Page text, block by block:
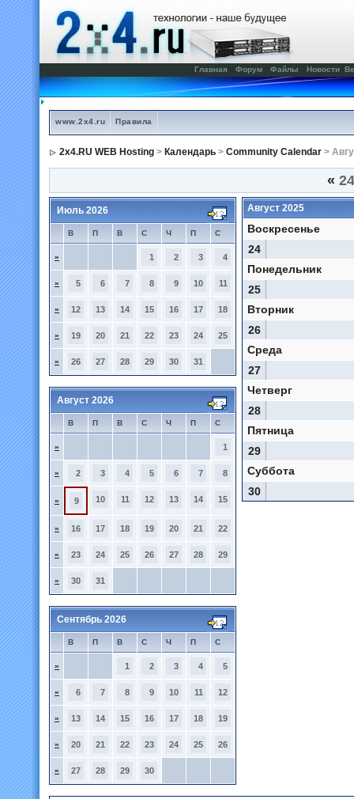
Главная Форум Файлы Новости
www.2x4.ru Правила
2x4.RU WEB Hosting > Календарь > Community Calendar >
«
Июль 2026
В П В С Ч П С
» 1 2 3 4
» 5 6 7 8 9 10 11
» 12 13 14 15 16 17 18
» 19 20 21 22 23 24 25
» 26 27 28 29 30 31
Август 2026
В П В С Ч П С
» 1
» 2 3 4 5 6 7 8
» 9 10 11 12 13 14 15
» 16 17 18 19 20 21 22
» 23 24 25 26 27 28 29
» 30 31
Сентябрь 2026
В П В С Ч П С
» 1 2 3 4 5
» 6 7 8 9 10 11 12
» 13 14 15 16 17 18 19
» 20 21 22 23 24 25 26
» 27 28 29 30
Август 2025
Воскресенье
24
Понедельник
25
Вторник
26
Среда
27
Четверг
28
Пятница
29
Суббота
30